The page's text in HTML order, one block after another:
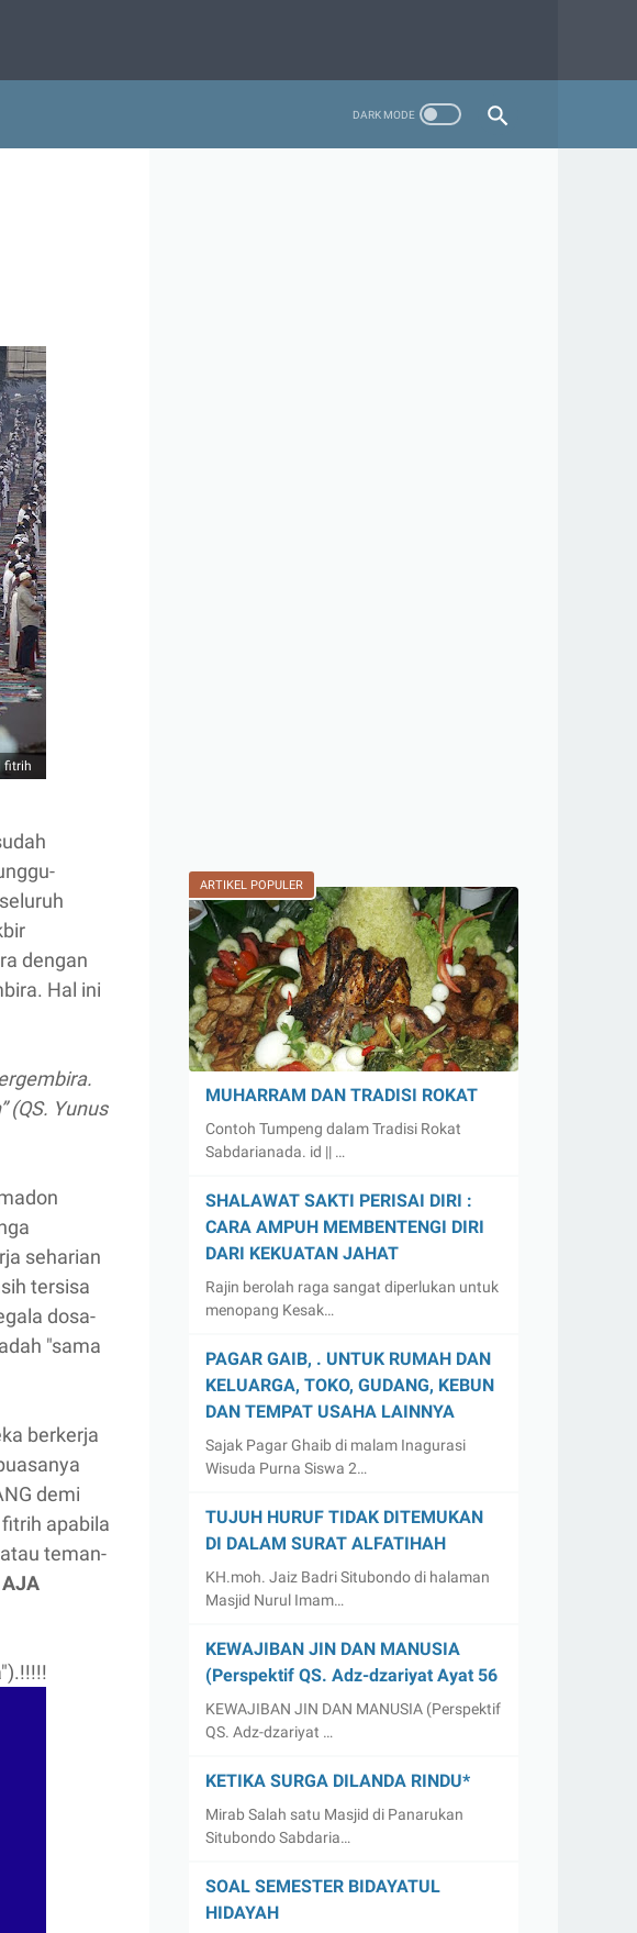
fitrih
dengan
Hal ini
(QS. Yunus
seharian
tersisa
dosa-
"sama
berkerja
demi
apabila
teman-
AJA
ARTIKEL POPULER
MUHARRAM DAN TRADISI ROKAT
Contoh Tumpeng dalam Tradisi Rokat
Sabdarianada. id || …
SHALAWAT SAKTI PERISAI DIRI :
CARA AMPUH MEMBENTENGI DIRI
DARI KEKUATAN JAHAT
Rajin berolah raga sangat diperlukan untuk
menopang Kesak…
PAGAR GAIB, . UNTUK RUMAH DAN
KELUARGA, TOKO, GUDANG, KEBUN
DAN TEMPAT USAHA LAINNYA
Sajak Pagar Ghaib di malam Inagurasi
Wisuda Purna Siswa 2…
TUJUH HURUF TIDAK DITEMUKAN
DI DALAM SURAT ALFATIHAH
KH.moh. Jaiz Badri Situbondo di halaman
Masjid Nurul Imam…
KEWAJIBAN JIN DAN MANUSIA
(Perspektif QS. Adz-dzariyat Ayat 56
KEWAJIBAN JIN DAN MANUSIA (Perspektif
QS. Adz-dzariyat …
KETIKA SURGA DILANDA RINDU*
Mirab Salah satu Masjid di Panarukan
Situbondo Sabdaria…
SOAL SEMESTER BIDAYATUL
HIDAYAH